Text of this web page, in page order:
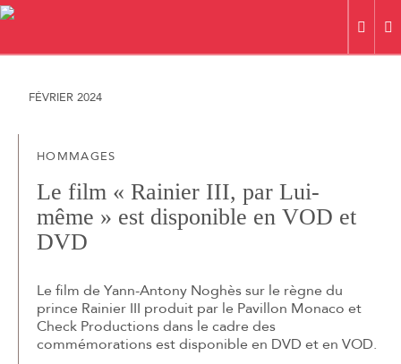
20
FÉVRIER 2024
HOMMAGES
Le film « Rainier III, par Lui-
même » est disponible en VOD et
DVD
Le film de Yann-Antony Noghès sur le règne du
prince Rainier III produit par le Pavillon Monaco et
Check Productions dans le cadre des
commémorations est disponible en DVD et en VOD.